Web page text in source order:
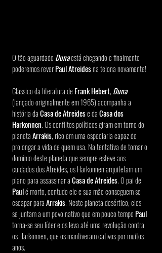
O tão aguardado Duna está chegando e finalmente
poderemos rever Paul Atreides na telona novamente!
Clássico da literatura de Frank Hebert, Duna
(lançado originalmente em 1965) acompanha a
história da Casa de Atreides e da Casa dos
Harkonnen. Os conflitos políticos giram em torno do
planeta Arrakis, rico em uma especiaria capaz de
prolongar a vida de quem usa. Na tentativa de tomar o
domínio deste planeta que sempre esteve aos
cuidados dos Atreides, os Harkonnen arquitetam um
plano para assassinar a Casa de Atreides. O pai de
Paul é morto, contudo ele e sua mãe conseguem se
escapar para Arrakis. Neste planeta desértico, eles
se juntam a um povo nativo que em pouco tempo Paul
torna-se seu líder e os leva até uma revolução contra
os Harkonnen, que os mantiveram cativos por muitos
anos.